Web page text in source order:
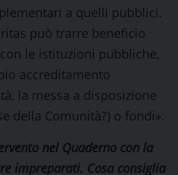
a quelli pubblici.
può trarre beneficio
le istituzioni pubbliche,
accreditamento
la messa a disposizione
della Comunità?) o fondi».
nel Quaderno con la
impreparati. Cosa consiglia